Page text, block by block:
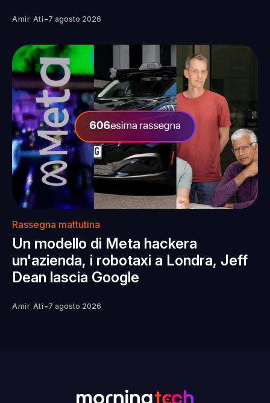
Amir Ati -7 agosto 2026
Rassegna mattutina
Un modello di Meta hackera
un'azienda, i robotaxi a Londra, Jeff
Dean lascia Google
Amir Ati -7 agosto 2026